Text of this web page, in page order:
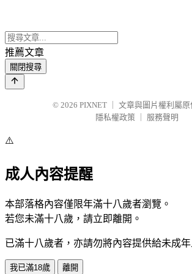
推薦文章
關閉搜尋
© 2026 PIXNET
文章與圖片權利屬原
隱私權政策
服務聲明
⚠️
成人內容提醒
本部落格內容僅限年滿十八歲者瀏覽。
若您未滿十八歲，請立即離開。
已滿十八歲者，亦請勿將內容提供給未成年
我已滿18歲 離開